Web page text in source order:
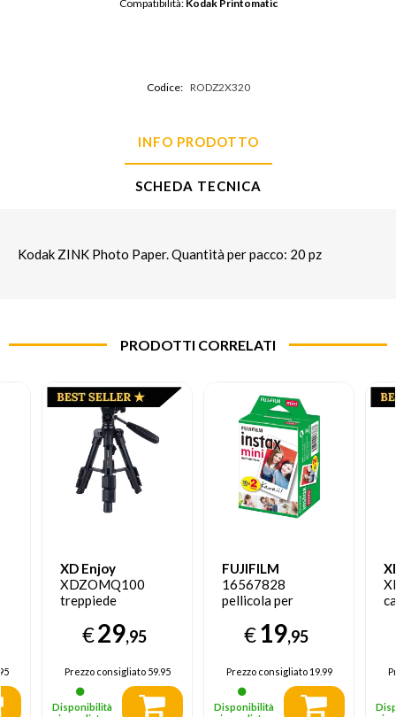
Compatibilità: Kodak Printomatic
Codice: RODZ2X320
INFO PRODOTTO
SCHEDA TECNICA
Kodak ZINK Photo Paper. Quantità per pacco: 20 pz
PRODOTTI CORRELATI
XD Enjoy
XDZOMQ100
treppiede
digitali/film 3
gamba/gambe
€29,95
Prezzo consigliato59.95
Disponibilità
FUJIFILM
16567828
pellicola per
6.2 cm x 4.6 cm
€19,95
Prezzo consigliato19.99
Disponibilità